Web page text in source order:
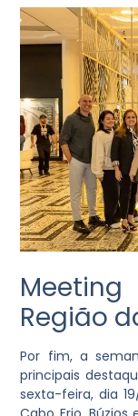
Meeting
Região
Por fim, a
principais
sexta-feira, dia